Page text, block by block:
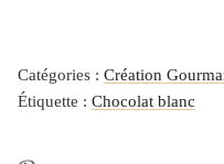
Catégories : Création
Étiquette : Chocolat blanc